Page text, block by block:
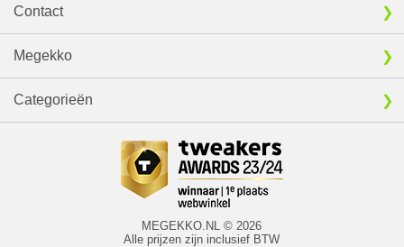
Contact
Megekko
Categorieën
MEGEKKO.NL © 2026
Alle prijzen zijn inclusief BTW